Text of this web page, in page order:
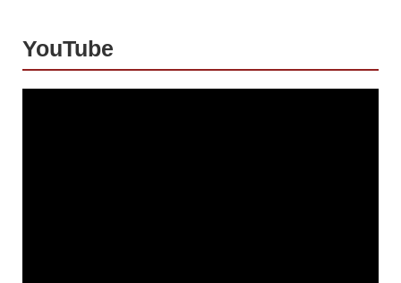
YouTube